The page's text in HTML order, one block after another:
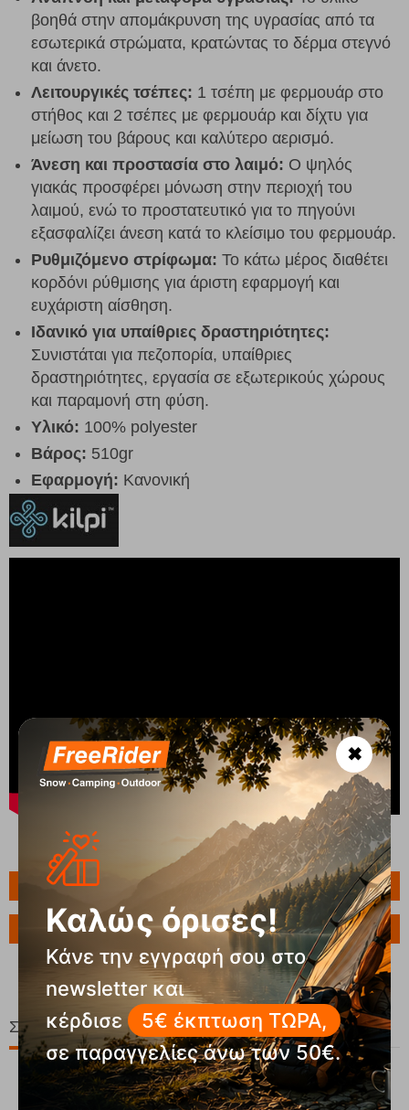
βοηθά στην απομάκρυνση της υγρασίας από τα
εσωτερικά στρώματα, κρατώντας το δέρμα στεγνό
και άνετο.
Λειτουργικές τσέπες: 1 τσέπη με φερμουάρ στο
στήθος και 2 τσέπες με φερμουάρ και δίχτυ για
μείωση του βάρους και καλύτερο αερισμό.
Άνεση και προστασία στο λαιμό: Ο ψηλός
γιακάς προσφέρει μόνωση στην περιοχή του
λαιμού, ενώ το προστατευτικό για το πηγούνι
εξασφαλίζει άνεση κατά το κλείσιμο του φερμουάρ.
Ρυθμιζόμενο στρίφωμα: Το κάτω μέρος διαθέτει
κορδόνι ρύθμισης για άριστη εφαρμογή και
ευχάριστη αίσθηση.
Ιδανικό για υπαίθριες δραστηριότητες:
Συνιστάται για πεζοπορία, υπαίθριες
δραστηριότητες, εργασία σε εξωτερικούς χώρους
και παραμονή στη φύση.
Υλικό: 100% polyester
Βάρος: 510gr
Εφαρμογή: Κανονική
Πληροφορίες
Ερώτηση για το προϊόν
Σχετικά Προϊόντα
✖
Καλώς όρισες!
Κάνε την εγγραφή σου στο
newsletter και
κέρδισε
5€ έκπτωση ΤΩΡΑ,
σε παραγγελίες άνω των 50€.